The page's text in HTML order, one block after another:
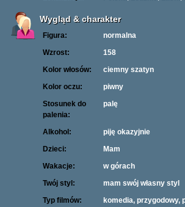
Wygląd & charakter
Figura:
normalna
Wzrost:
158
Kolor włosów:
ciemny szatyn
Kolor oczu:
piwny
Stosunek do
palenia:
palę
Alkohol:
piję okazyjnie
Dzieci:
Mam
Wakacje:
w górach
Twój styl:
mam swój własny styl
Typ filmów:
komedia, przygodowy,